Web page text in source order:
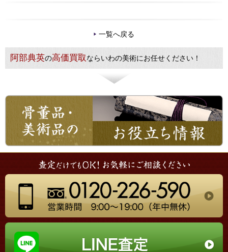
一覧へ戻る
阿部典英の高価買取ならいわの美術にお任せください！